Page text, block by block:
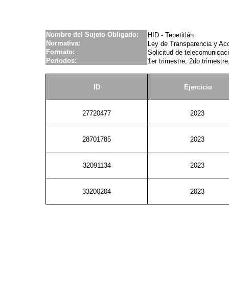
Nombre del Sujeto Obligado:
HID - Tepetitlán
Normativa:
Ley de Transparencia y
Formato:
Solicitud de
Periodos:
1er trimestre, 2do
ID Ejercicio
27720477 2023
28701785 2023
32091134 2023
33200204 2023